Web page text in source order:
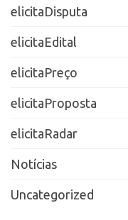
elicitaDisputa
elicitaEdital
elicitaPreço
elicitaProposta
elicitaRadar
Notícias
Uncategorized